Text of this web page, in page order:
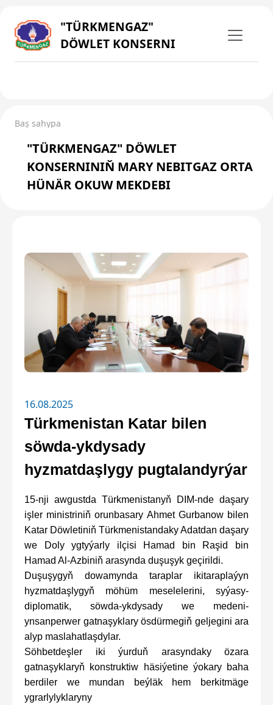
"TÜRKMENGAZ"
DÖWLET KONSERNI
Baş sahypa
"TÜRKMENGAZ" DÖWLET
KONSERNINIŇ MARY NEBITGAZ ORTA
HÜNÄR OKUW MEKDEBI
16.08.2025
Türkmenistan Katar bilen
söwda-ykdysady
hyzmatdaşlygy pugtalandyrýar
15-nji awgustda Türkmenistanyň DIM-nde daşary
işler ministriniň orunbasary Ahmet Gurbanow bilen
Katar Döwletiniň Türkmenistandaky Adatdan daşary
we Doly ygtyýarly ilçisi Hamad bin Raşid bin
Hamad Al-Azbiniň arasynda duşuşyk geçirildi.
Duşuşygyň dowamynda taraplar ikitaraplaýyn
hyzmatdaşlygyň möhüm meselelerini, syýasy-
diplomatik, söwda-ykdysady we medeni-
ynsanperwer gatnaşyklary ösdürmegiň geljegini ara
alyp maslahatlaşdylar.
Söhbetdeşler iki ýurduň arasyndaky özara
gatnaşyklaryň konstruktiw häsiýetine ýokary baha
berdiler we mundan beýläk hem berkitmäge
ygrarlylyklaryny